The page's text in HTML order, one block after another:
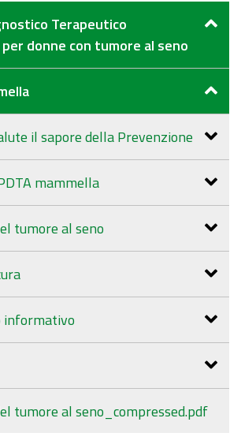
Terapeutico
donne con tumore al seno
il sapore della Prevenzione
mammella
tumore al seno
informativo
tumore al seno_compressed.pdf